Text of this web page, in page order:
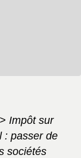
> Impôt sur
: passer de
sociétés